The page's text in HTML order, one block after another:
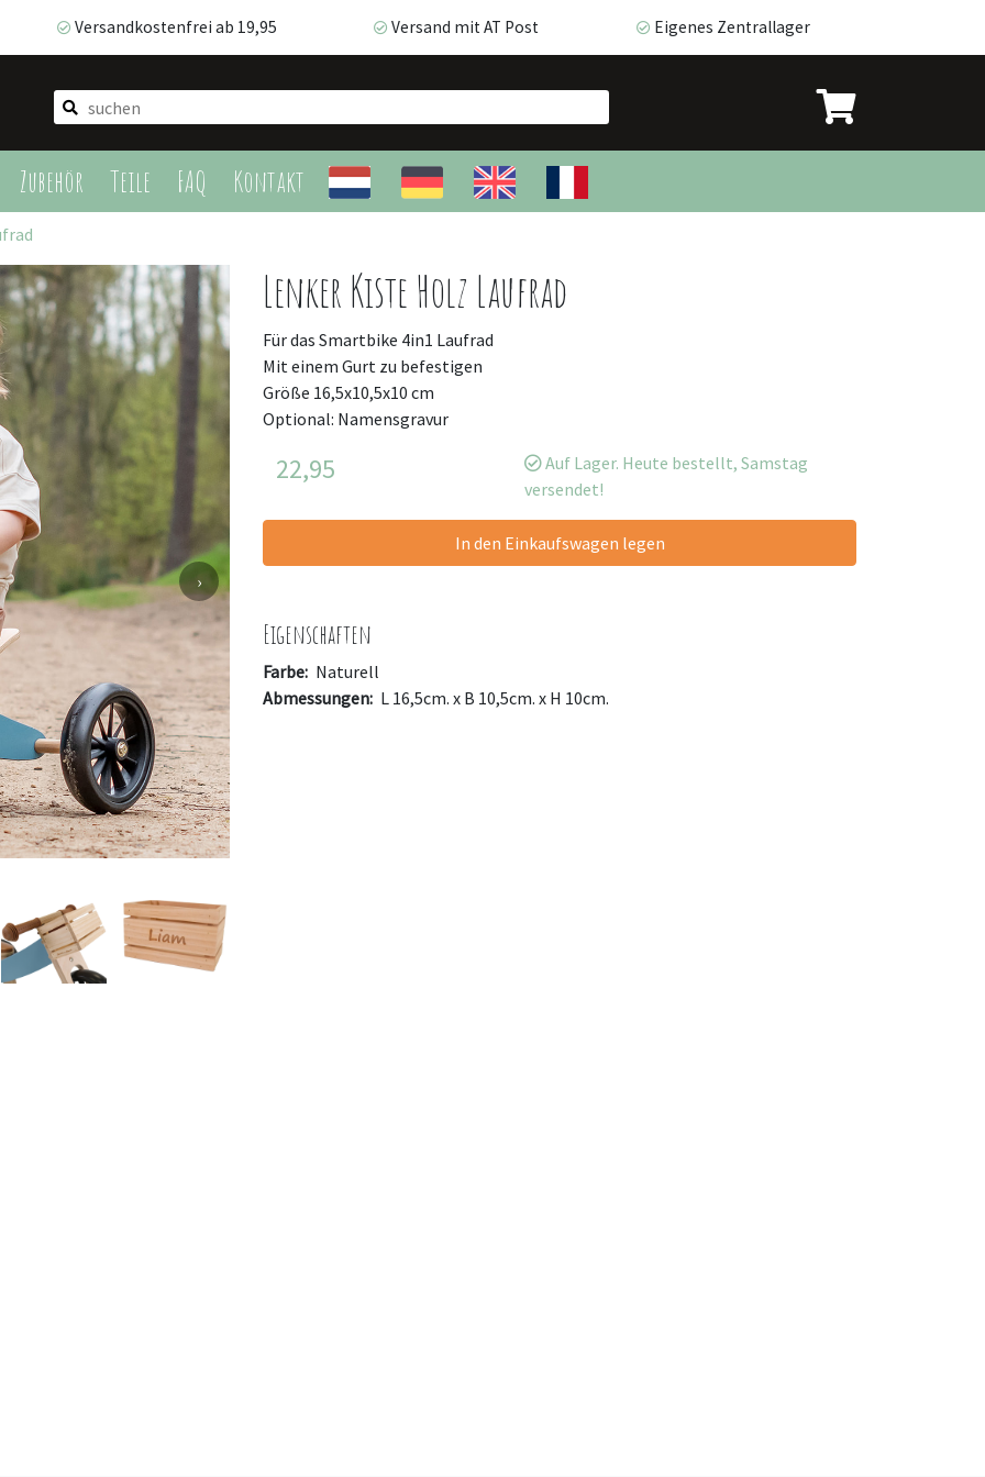
Versandkostenfrei ab 19,95 Versand mit AT Post Eigenes Zentrallager
Zubehör Teile FAQ Kontakt
Versandkostenfrei ab 19,95 Versand mit AT Post
›
Lenker Kiste Holz Laufrad
Für das Smartbike 4in1 Laufrad
Mit einem Gurt zu befestigen
Größe 16,5x10,5x10 cm
Optional: Namensgravur
22,95
Auf Lager. Heute bestellt, Samstag
versendet!
In den Einkaufswagen legen
Eigenschaften
Farbe: Naturell
Abmessungen: L 16,5cm. x B 10,5cm. x H 10cm.